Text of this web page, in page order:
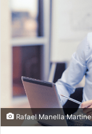
Rafael Manella